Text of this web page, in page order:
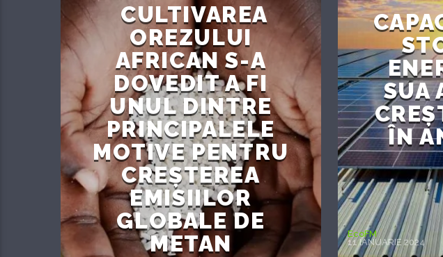
CULTIVAREA
OREZULUI
AFRICAN S-A
DOVEDIT A FI
UNUL DINTRE
PRINCIPALELE
MOTIVE PENTRU
CREȘTEREA
EMISIILOR
GLOBALE DE
METAN
SUA
ÎN
EcoFM
11 IANUARIE 2024